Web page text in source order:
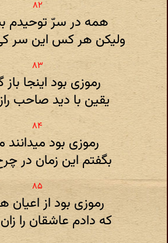
همه در سرّ توحیدم
ولیکن هر کس این سر
رموزی بود اینجا باز
یقین با دید صاحب
رموزی بود میدانند
بگفتم این زمان در
رموزی بود از اعیان
که دادم عاشقان را